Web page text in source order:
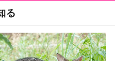
る